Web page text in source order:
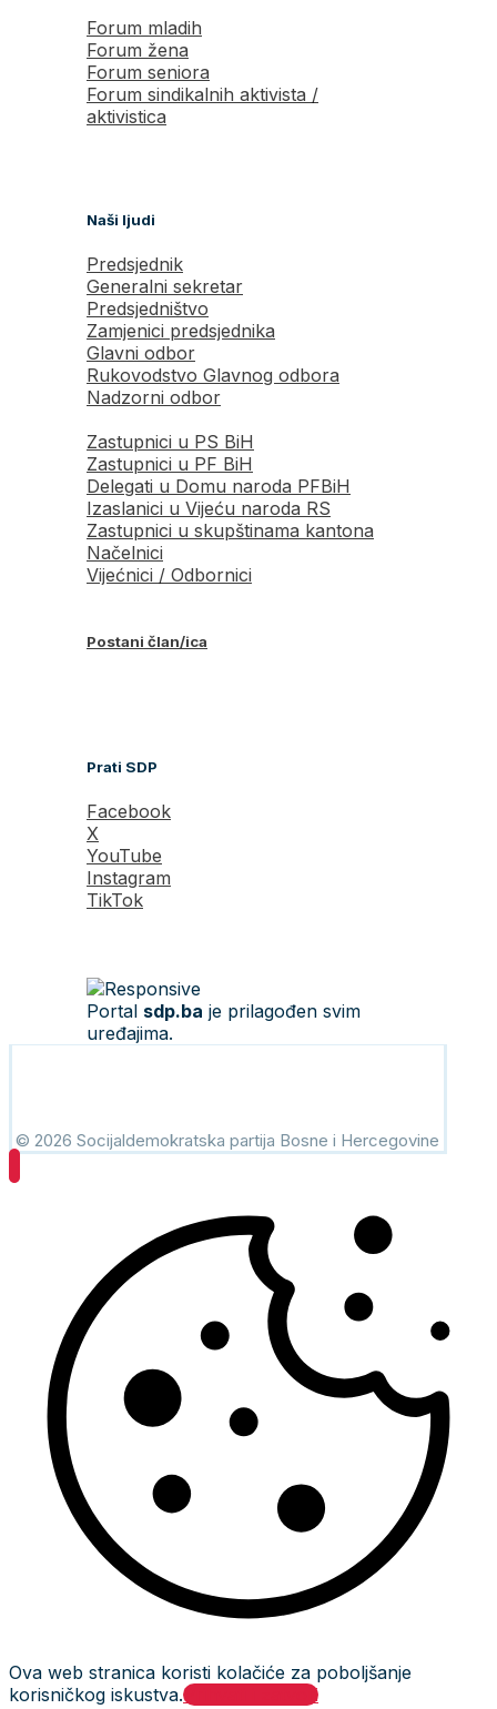
Forum mladih
Forum žena
Forum seniora
Forum sindikalnih aktivista /
aktivistica
Naši ljudi
Predsjednik
Generalni sekretar
Predsjedništvo
Zamjenici predsjednika
Glavni odbor
Rukovodstvo Glavnog odbora
Nadzorni odbor
Zastupnici u PS BiH
Zastupnici u PF BiH
Delegati u Domu naroda PFBiH
Izaslanici u Vijeću naroda RS
Zastupnici u skupštinama kantona
Načelnici
Vijećnici / Odbornici
Postani član/ica
Prati SDP
Facebook
X
YouTube
Instagram
TikTok
Portal sdp.ba je prilagođen svim
uređajima.
© 2026 Socijaldemokratska partija Bosne i Hercegovine
Ova web stranica koristi kolačiće za poboljšanje
korisničkog iskustva.Prihvati i zatvori